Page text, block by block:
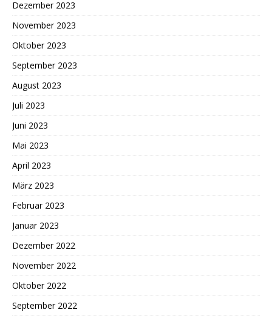
Dezember 2023
November 2023
Oktober 2023
September 2023
August 2023
Juli 2023
Juni 2023
Mai 2023
April 2023
März 2023
Februar 2023
Januar 2023
Dezember 2022
November 2022
Oktober 2022
September 2022